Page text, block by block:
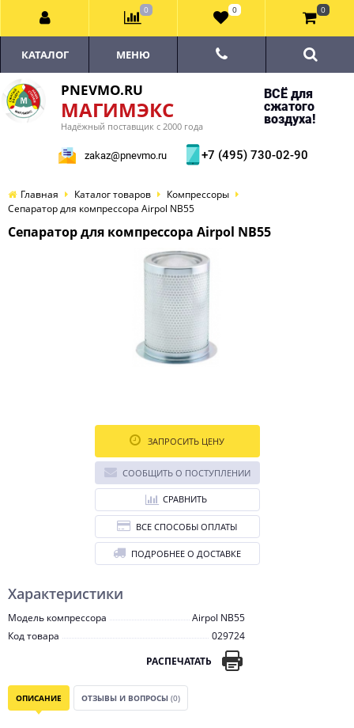
PNEVMO.RU
МАГИМЭКС
Надёжный поставщик с 2000 года
ВСЁ для
сжатого
воздуха!
zakaz@pnevmo.ru +7 (495) 730-02-90
КАТАЛОГ МЕНЮ
Главная Каталог товаров
Компрессоры
Сепаратор для компрессора Airpol NB55
Сепаратор для компрессора Airpol NB55
Характеристики
Модель компрессора
Airpol NB55
Код товара
029724
РАСПЕЧАТАТЬ
ЗАПРОСИТЬ ЦЕНУ
СООБЩИТЬ О ПОСТУПЛЕНИИ
СРАВНИТЬ
ВСЕ СПОСОБЫ ОПЛАТЫ
ПОДРОБНЕЕ О ДОСТАВКЕ
ОПИСАНИЕ ОТЗЫВЫ И ВОПРОСЫ (0)
0 0 0